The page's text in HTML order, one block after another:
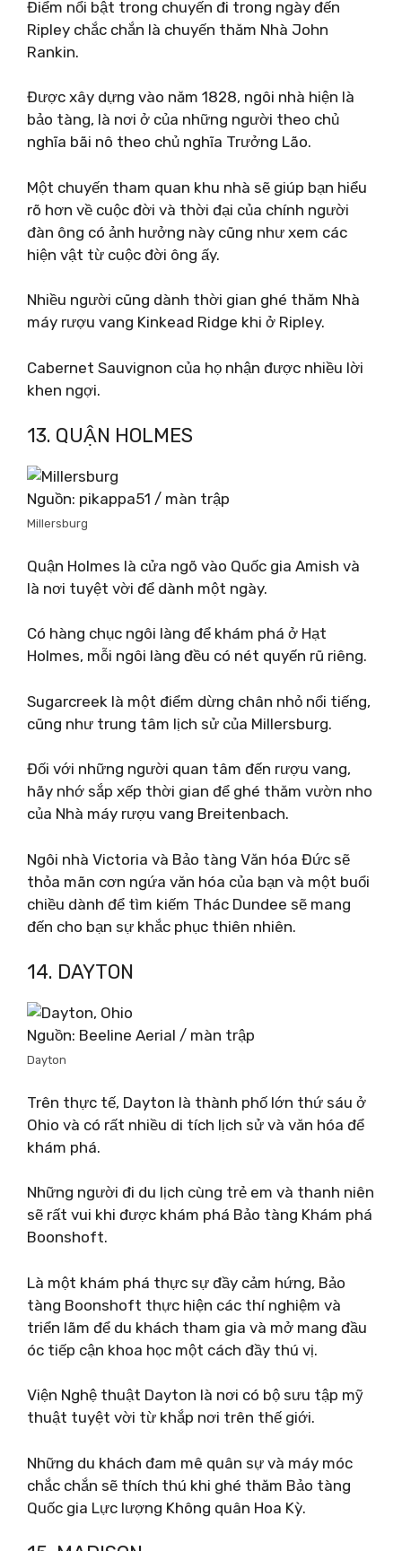
Điểm nổi bật trong chuyến đi trong ngày đến
Ripley chắc chắn là chuyến thăm Nhà John
Rankin.
Được xây dựng vào năm 1828, ngôi nhà hiện là
bảo tàng, là nơi ở của những người theo chủ
nghĩa bãi nô theo chủ nghĩa Trưởng Lão.
Một chuyến tham quan khu nhà sẽ giúp bạn hiểu
rõ hơn về cuộc đời và thời đại của chính người
đàn ông có ảnh hưởng này cũng như xem các
hiện vật từ cuộc đời ông ấy.
Nhiều người cũng dành thời gian ghé thăm Nhà
máy rượu vang Kinkead Ridge khi ở Ripley.
Cabernet Sauvignon của họ nhận được nhiều lời
khen ngợi.
13. QUẬN HOLMES
Nguồn: pikappa51 / màn trập
Millersburg
Quận Holmes là cửa ngõ vào Quốc gia Amish và
là nơi tuyệt vời để dành một ngày.
Có hàng chục ngôi làng để khám phá ở Hạt
Holmes, mỗi ngôi làng đều có nét quyến rũ riêng.
Sugarcreek là một điểm dừng chân nhỏ nổi tiếng,
cũng như trung tâm lịch sử của Millersburg.
Đối với những người quan tâm đến rượu vang,
hãy nhớ sắp xếp thời gian để ghé thăm vườn nho
của Nhà máy rượu vang Breitenbach.
Ngôi nhà Victoria và Bảo tàng Văn hóa Đức sẽ
thỏa mãn cơn ngứa văn hóa của bạn và một buổi
chiều dành để tìm kiếm Thác Dundee sẽ mang
đến cho bạn sự khắc phục thiên nhiên.
14. DAYTON
Nguồn: Beeline Aerial / màn trập
Dayton
Trên thực tế, Dayton là thành phố lớn thứ sáu ở
Ohio và có rất nhiều di tích lịch sử và văn hóa để
khám phá.
Những người đi du lịch cùng trẻ em và thanh niên
sẽ rất vui khi được khám phá Bảo tàng Khám phá
Boonshoft.
Là một khám phá thực sự đầy cảm hứng, Bảo
tàng Boonshoft thực hiện các thí nghiệm và
triển lãm để du khách tham gia và mở mang đầu
óc tiếp cận khoa học một cách đầy thú vị.
Viện Nghệ thuật Dayton là nơi có bộ sưu tập mỹ
thuật tuyệt vời từ khắp nơi trên thế giới.
Những du khách đam mê quân sự và máy móc
chắc chắn sẽ thích thú khi ghé thăm Bảo tàng
Quốc gia Lực lượng Không quân Hoa Kỳ.